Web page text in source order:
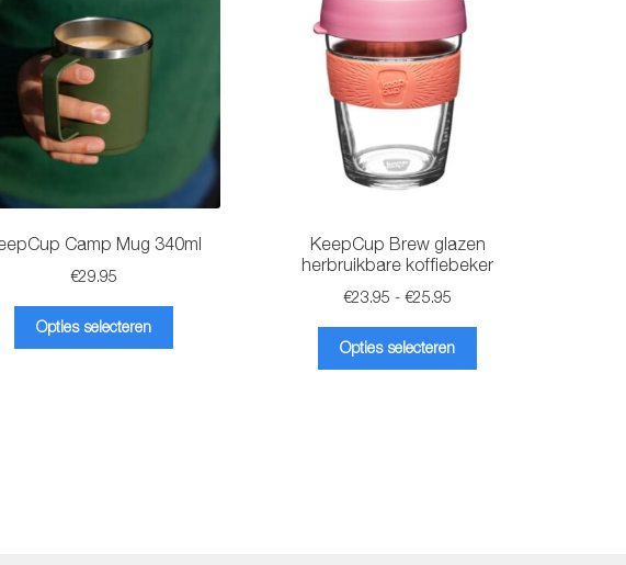
Camp Mug 340ml
€29.95
Opties selecteren
KeepCup Brew glazen
herbruikbare koffiebeker
€23.95 - €25.95
tot
€25.95
Opties selecteren